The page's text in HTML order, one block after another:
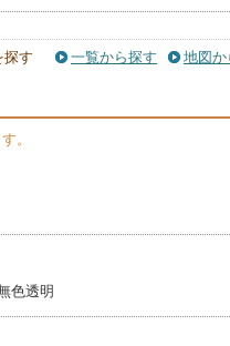
【奈良県】
探す 一覧から探す 地図か
。
色透明